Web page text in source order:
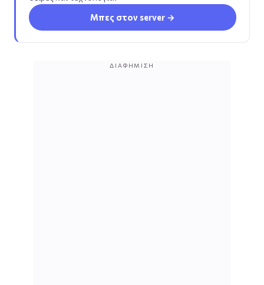
Μπες στον server →
ΔΙΑΦΉΜΙΣΗ